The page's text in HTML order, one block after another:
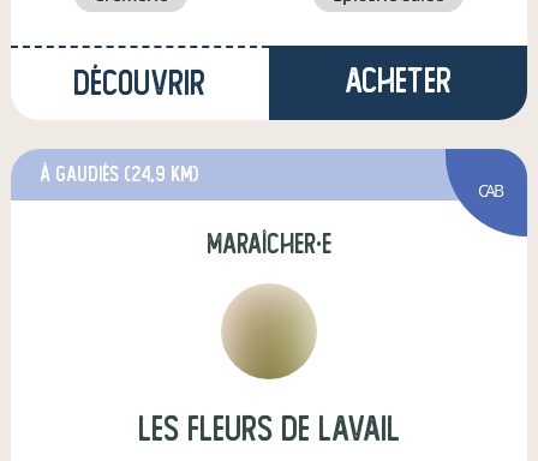
Découvrir Acheter
à Gaudiès (24,9 km)
CAB
maraîcher·e
Les Fleurs de Lavail